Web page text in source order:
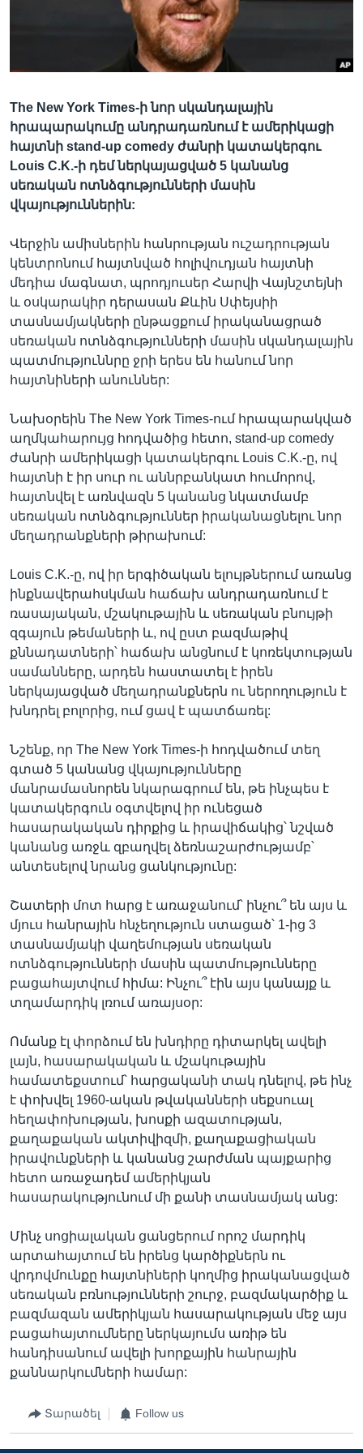
The New York Times-ի նոր սկանդալային
հրապարակումը անդրադառնում է ամերիկացի
հայտնի stand-up comedy ժանրի կատակերգու
Louis C.K.-ի դեմ ներկայացված 5 կանանց
սեռական ոտնձգությունների մասին
վկայություններին:
Վերջին ամիսներին հանրության ուշադրության
կենտրոնում հայտնված հոլիվուդյան հայտնի
մեդիա մագնատ, պրոդյուսեր Հարվի Վայնշտեյնի
և օսկարակիր դերասան Քևին Սփեյսիի
տասնամյակների ընթացքում իրականացրած
սեռական ոտնձգությունների մասին սկանդալային
պատմություննրը ջրի երես են հանում նոր
հայտնիների անուններ:
Նախօրեին The New York Times-ում հրապարակված
աղմկահարույց հոդվածից հետո, stand-up comedy
ժանրի ամերիկացի կատակերգու Louis C.K.-ը, ով
հայտնի է իր սուր ու աննրբանկատ հումորով,
հայտնվել է առնվազն 5 կանանց նկատմամբ
սեռական ոտնձգություններ իրականացնելու նոր
մեղադրանքների թիրախում:
Louis C.K.-ը, ով իր երգիծական ելույթներում առանց
ինքնավերահսկման հաճախ անդրադառնում է
ռասայական, մշակութային և սեռական բնույթի
զգայուն թեմաների և, ով ըստ բազմաթիվ
քննադատների՝ հաճախ անցնում է կոռեկտության
սամանները, արդեն հաստատել է իրեն
ներկայացված մեղադրանքներն ու ներողություն է
խնդրել բոլորից, ում ցավ է պատճառել:
Նշենք, որ The New York Times-ի հոդվածում տեղ
գտած 5 կանանց վկայությունները
մանրամասնորեն նկարագրում են, թե ինչպես է
կատակերգուն օգտվելով իր ունեցած
հասարակական դիրքից և իրավիճակից՝ նշված
կանանց առջև զբաղվել ձեռնաշարժությամբ՝
անտեսելով նրանց ցանկությունը:
Շատերի մոտ հարց է առաջանում՝ ինչու՞ են այս և
մյուս հանրային հնչեղություն ստացած՝ 1-ից 3
տասնամյակի վաղեմության սեռական
ոտնձգությունների մասին պատմությունները
բացահայտվում հիմա: Ինչու՞ էին այս կանայք և
տղամարդիկ լռում առայսօր:
Ոմանք էլ փորձում են խնդիրը դիտարկել ավելի
լայն, հասարակական և մշակութային
համատեքստում՝ հարցականի տակ դնելով, թե ինչ
է փոխվել 1960-ական թվականների սեքսուալ
հեղափոխության, խոսքի ազատության,
քաղաքական ակտիվիզմի, քաղաքացիական
իրավունքների և կանանց շարժման պայքարից
հետո առաջադեմ ամերիկյան
հասարակությունում մի քանի տասնամյակ անց:
Մինչ սոցիալական ցանցերում որոշ մարդիկ
արտահայտում են իրենց կարծիքներն ու
վրդովմունքը հայտնիների կողմից իրականացված
սեռական բռնությունների շուրջ, բազմակարծիք և
բազմազան ամերիկյան հասարակության մեջ այս
բացահայտումները ներկայումս առիթ են
հանդիսանում ավելի խորքային հանրային
քաննարկումների համար:
Տարածել Follow us